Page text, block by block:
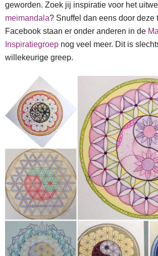
geworden. Zoek jij inspiratie voor het
meimandala? Snuffel dan eens door deze
Facebook staan er onder anderen in de
Inspiratiegroep nog veel meer. Dit is
willekeurige greep.